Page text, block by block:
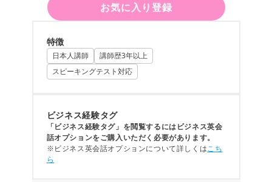
お気に入り登録
特徴
日本人講師
講師歴3年以上
スピーキングテスト対応
ビジネス経験タグ
「ビジネス経験タグ」を閲覧するにはビジネス英会
話オプションをご購入いただく必要があります。
※ビジネス英会話オプションについて詳しくはこち
ら